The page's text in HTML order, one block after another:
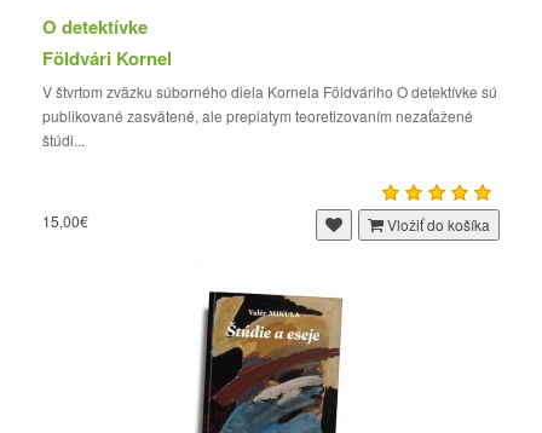
O detektívke
Földvári Kornel
V štvrtom zväzku súborného diela Kornela Földváriho O detektívke sú
publikované zasvätené, ale prepiatym teoretizovaním nezaťažené
štúdi...
15,00€ Vložiť do košíka